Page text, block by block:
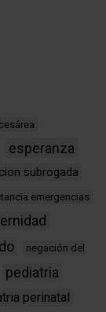
cesárea
esperanza
subrogada
emergencias
negación del
pediatria
perinatal